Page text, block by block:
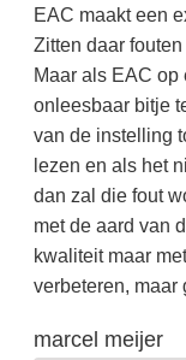
EAC maakt een
Zitten daar
Maar als EAC
onleesbaar bitje
van de instelling
lezen en als het
dan zal die fout
met de aard van
kwaliteit maar
verbeteren, maar
marcel meijer